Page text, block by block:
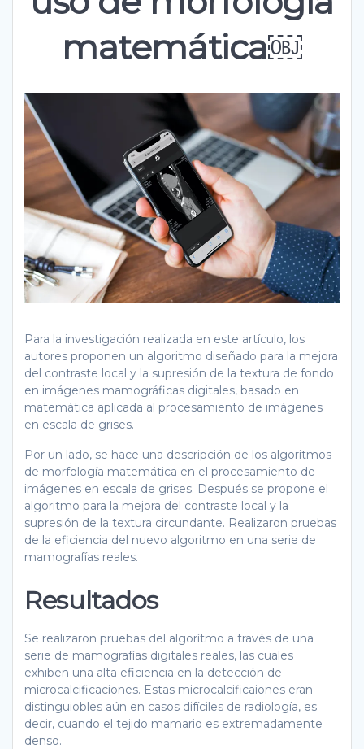
matemática￼
Para la investigación realizada en este artículo, los
autores proponen un algoritmo diseñado para la mejora
del contraste local y la supresión de la textura de fondo
en imágenes mamográficas digitales, basado en
matemática aplicada al procesamiento de imágenes
en escala de grises.
Por un lado, se hace una descripción de los algoritmos
de morfología matemática en el procesamiento de
imágenes en escala de grises. Después se propone el
algoritmo para la mejora del contraste local y la
supresión de la textura circundante. Realizaron pruebas
de la eficiencia del nuevo algoritmo en una serie de
mamografías reales.
Resultados
Se realizaron pruebas del algorítmo a través de una
serie de mamografías digitales reales, las cuales
exhiben una alta eficiencia en la detección de
microcalcificaciones. Estas microcalcificaiones eran
distinguiobles aún en casos difíciles de radiología, es
decir, cuando el tejido mamario es extremadamente
denso.